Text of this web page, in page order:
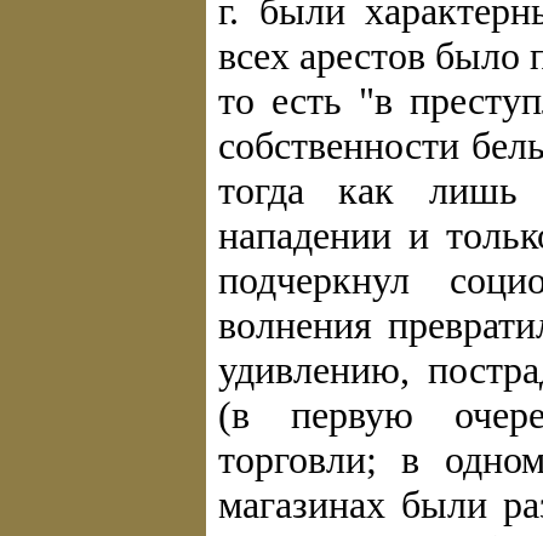
г. были
всех арестов было
то есть "в
собственности
тогда как лишь
нападении и
подчеркнул
волнения
удивлению,
(в первую
торговли; в
магазинах были